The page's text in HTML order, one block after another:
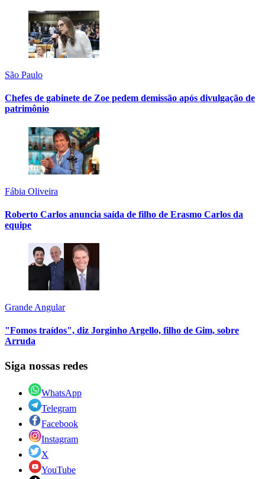
São Paulo
Chefes de gabinete de Zoe pedem demissão após divulgação de
patrimônio
Fábia Oliveira
Roberto Carlos anuncia saída de filho de Erasmo Carlos da
equipe
Grande Angular
"Fomos traídos", diz Jorginho Argello, filho de Gim, sobre
Arruda
Siga nossas redes
WhatsApp
Telegram
Facebook
Instagram
X
YouTube